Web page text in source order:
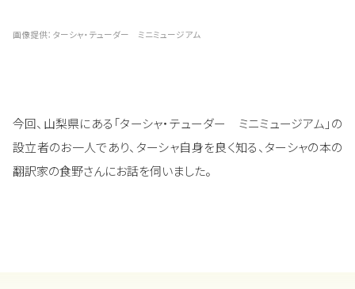
画像提供：ターシャ・テューダー ミニミュージアム
今回、山梨県にある「ターシャ・テューダー ミニミュージアム」の
設立者のお一人であり、ターシャ自身を良く知る、ターシャの本の
翻訳家の食野さんにお話を伺いました。